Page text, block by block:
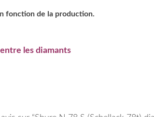
fonction de la production.
les diamants